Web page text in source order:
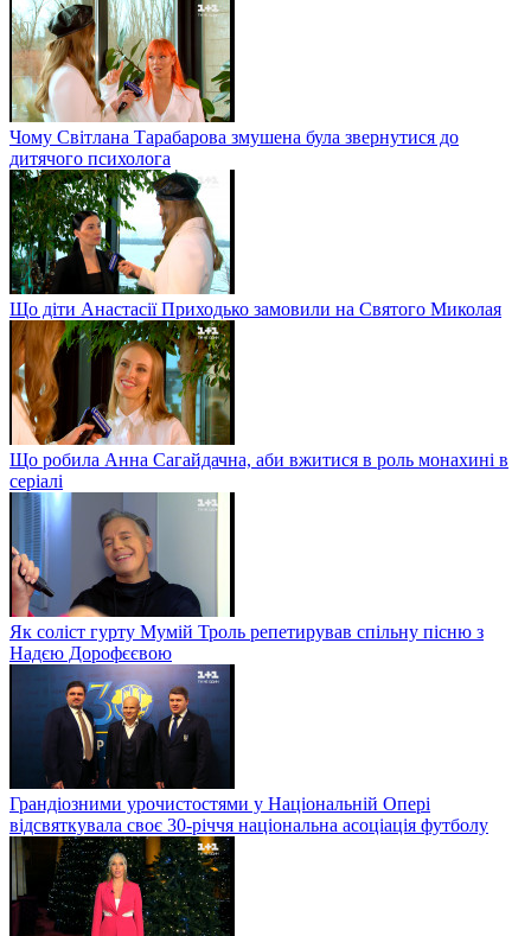
Чому Світлана Тарабарова змушена була звернутися до
дитячого психолога
Що діти Анастасії Приходько замовили на Святого Миколая
Що робила Анна Сагайдачна, аби вжитися в роль монахині в
серіалі
Як соліст гурту Мумій Троль репетирував спільну пісню з
Надєю Дорофєєвою
Грандіозними урочистостями у Національній Опері
відсвяткувала своє 30-річчя національна асоціація футболу